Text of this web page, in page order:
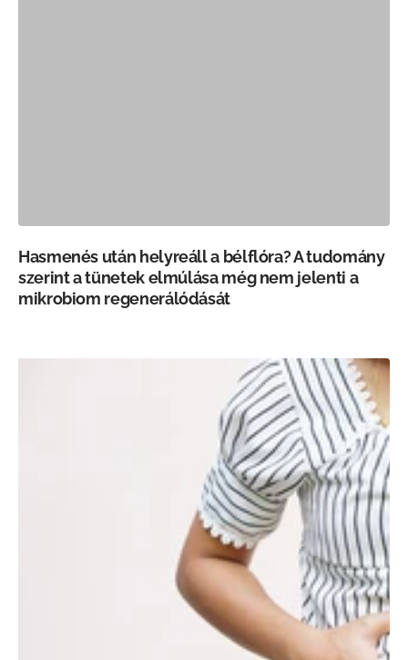
Hasmenés után helyreáll a bélflóra? A tudomány
szerint a tünetek elmúlása még nem jelenti a
mikrobiom regenerálódását